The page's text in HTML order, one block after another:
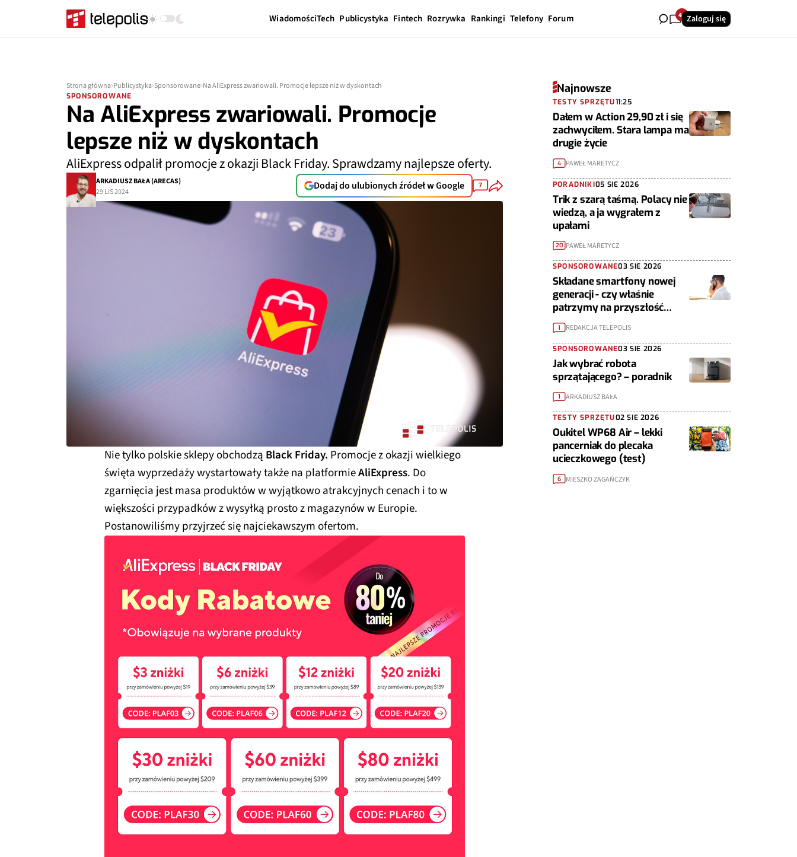
WiadomościTech Publicystyka Fintech Rozrywka Rankingi Telefony Forum 40Zaloguj się
Strona główna Publicystyka Sponsorowane Na AliExpress zwariowali. Promocje lepsze niż w dyskontach
SPONSOROWANE
Na AliExpress zwariowali. Promocje
lepsze niż w dyskontach
AliExpress odpalił promocje z okazji Black Friday. Sprawdzamy najlepsze oferty.
ARKADIUSZ BAŁA (ARECAS)
29 LIS 2024
Dodaj do ulubionych źródeł w Google 7
Nie tylko polskie sklepy obchodzą Black Friday. Promocje z okazji wielkiego
święta wyprzedaży wystartowały także na platformieAliExpress. Do
zgarnięcia jest masa produktów w wyjątkowo atrakcyjnych cenach i to w
większości przypadków z wysyłką prosto z magazynów w Europie.
Postanowiliśmy przyjrzeć się najciekawszym ofertom.
Najnowsze
TESTY SPRZĘTU11:25
Dałem w Action 29,90 zł i się
zachwyciłem. Stara lampa ma
drugie życie
4 PAWEŁ MARETYCZ
PORADNIKI05 SIE 2026
Trik z szarą taśmą. Polacy nie
wiedzą, a ja wygrałem z
upałami
20 PAWEŁ MARETYCZ
SPONSOROWANE03 SIE 2026
Składane smartfony nowej
generacji - czy właśnie
patrzymy na przyszłość
urządzeń mobilnych?
1 REDAKCJA TELEPOLIS
SPONSOROWANE03 SIE 2026
Jak wybrać robota
sprzątającego? – poradnik
1 ARKADIUSZ BAŁA
TESTY SPRZĘTU02 SIE 2026
Oukitel WP68 Air – lekki
pancerniak do plecaka
ucieczkowego (test)
6 MIESZKO ZAGAŃCZYK